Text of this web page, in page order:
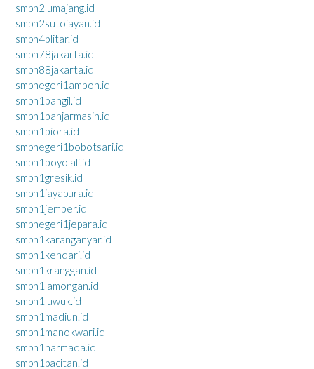
smpn2lumajang.id
smpn2sutojayan.id
smpn4blitar.id
smpn78jakarta.id
smpn88jakarta.id
smpnegeri1ambon.id
smpn1bangil.id
smpn1banjarmasin.id
smpn1biora.id
smpnegeri1bobotsari.id
smpn1boyolali.id
smpn1gresik.id
smpn1jayapura.id
smpn1jember.id
smpnegeri1jepara.id
smpn1karanganyar.id
smpn1kendari.id
smpn1kranggan.id
smpn1lamongan.id
smpn1luwuk.id
smpn1madiun.id
smpn1manokwari.id
smpn1narmada.id
smpn1pacitan.id